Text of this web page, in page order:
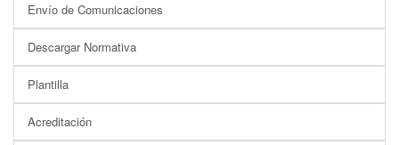
Envío de Comunicaciones
Descargar Normativa
Plantilla
Acreditación